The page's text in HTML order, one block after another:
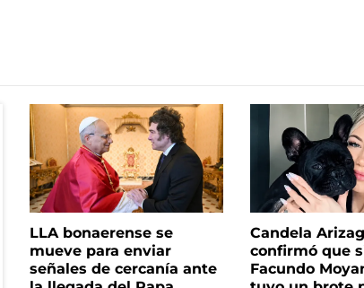
LLA bonaerense se
mueve para enviar
señales de cercanía ante
Candela
confirmó que
Facundo